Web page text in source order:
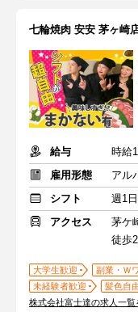
七輪焼肉 安安 茅ヶ崎
給与
時給
雇用形態
アル
シフト
週1
アクセス
茅ケ
徒歩
大学生歓迎 副業・Ｗ
未経験者歓迎
髪色自
株式会社富士達の求人一覧